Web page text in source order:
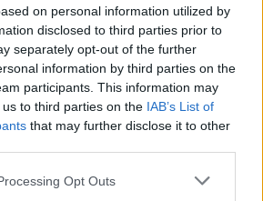
on personal information utilized by
disclosed to third parties prior to
separately opt-out of the further
information by third parties on the
participants. This information may
to third parties on the IAB’s List of
that may further disclose it to other
website/app uses one or more Google
Opt Outs
Portman is nagyon kellett. El
a filmet egy hajszálnyival
- persze ekkor is egy jó
de nem ekkora mozi -,
éppen ezzel a filmmel
válni.
azért lehet nagyon tisztelni,
áldozott rá - és